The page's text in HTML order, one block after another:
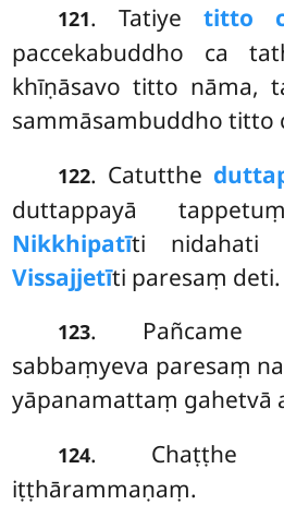
121. Tatiyetitto
paccekabuddho ca
khīṇāsavo titto nāma,
sammāsambuddho titto
122. Catutthe
duttappayā
Nikkhipatīti nidahati
Vissajjetīti paresaṃ deti.
123. Pañcame
sabbaṃyeva paresaṃ
yāpanamattaṃ gahetvā
124. Chaṭṭhe
iṭṭhārammaṇaṃ.